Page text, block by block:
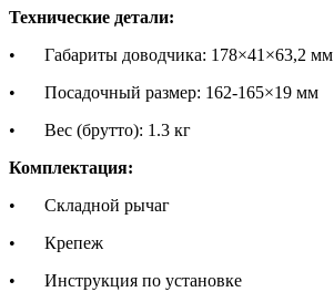
Технические детали:
•
Габариты доводчика: 178×41×63,2 мм
•
Посадочный размер: 162-165×19 мм
•
Вес (брутто): 1.3 кг
Комплектация:
•
Складной рычаг
•
Крепеж
•
Инструкция по установке